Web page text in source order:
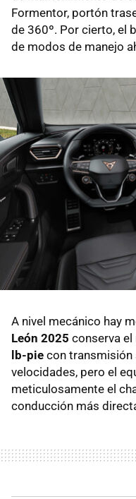
Formentor, portón
de 360º. Por cierto, el
de modos de manejo
A nivel mecánico hay
León 2025 conserva
lb-pie con transmisión
velocidades, pero el
meticulosamente el
conducción más